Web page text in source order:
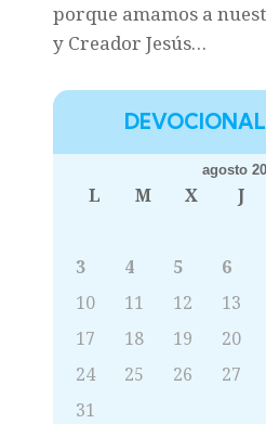
porque amamos a
y Creador Jesús…
agosto
L M X J
3
4 5 6
10
11 12 13
17
18 19 20
24
25 26 27
31